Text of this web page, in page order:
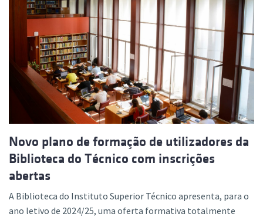
Novo plano de formação de utilizadores da
Biblioteca do Técnico com inscrições
abertas
A Biblioteca do Instituto Superior Técnico apresenta, para o
ano letivo de 2024/25, uma oferta formativa totalmente